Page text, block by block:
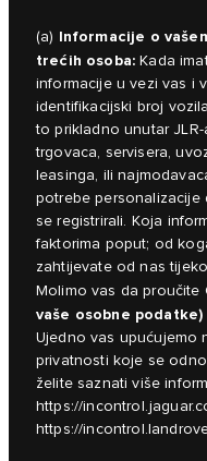
(a) Informacije o
trećih osoba:Kada
informacije u vezi vas i
identifikacijski broj
to prikladno unutar
trgovaca, servisera,
leasinga, ili
potrebe personalizacije
se registrirali. Koja
faktorima poput; od
zahtijevate od nas
Molimo vas da proučite
vaše osobne podatke)
Ujedno vas upućujemo
privatnosti koje se
želite saznati više
https://
https://